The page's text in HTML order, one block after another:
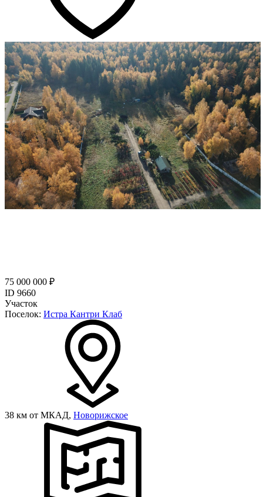
75 000 000 ₽
ID 9660
Участок
Поселок: Истра Кантри Клаб
38 км от МКАД, Новорижское